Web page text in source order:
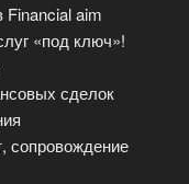
aim
«под ключ»!
сделок
сопровождение